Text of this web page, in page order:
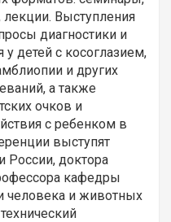
лекции. Выступления
диагностики и
у детей с косоглазием,
и других
а также
очков и
с ребенком в
выступят
России, доктора
кафедры
человека и животных